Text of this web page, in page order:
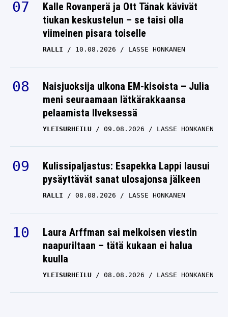
Kalle Rovanperä ja Ott Tänak kävivät
tiukan keskustelun – se taisi olla
viimeinen pisara toiselle
RALLI 10.08.2026 LASSE HONKANEN
Naisjuoksija ulkona EM-kisoista – Julia
meni seuraamaan lätkärakkaansa
pelaamista Ilveksessä
YLEISURHEILU 09.08.2026 LASSE HONKANEN
Kulissipaljastus: Esapekka Lappi lausui
pysäyttävät sanat ulosajonsa jälkeen
RALLI 08.08.2026 LASSE HONKANEN
Laura Arffman sai melkoisen viestin
naapuriltaan – tätä kukaan ei halua
kuulla
YLEISURHEILU 08.08.2026 LASSE HONKANEN